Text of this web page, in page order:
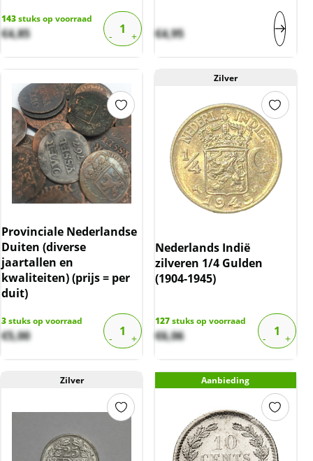
143stuks op voorraad
€4,85 €4,95
Provinciale Nederlandse
Duiten (diverse
jaartallen en
kwaliteiten) (prijs = per
duit)
3stuks op voorraad
€5,00
Zilver
Nederlands Indië
zilveren 1/4 Gulden
(1904-1945)
127stuks op voorraad
€6,06
Zilver Aanbieding